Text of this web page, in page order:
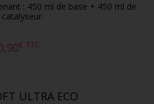
: 450 ml de base + 450 ml de
catalyseur.
€ TTC
ULTRA ECO